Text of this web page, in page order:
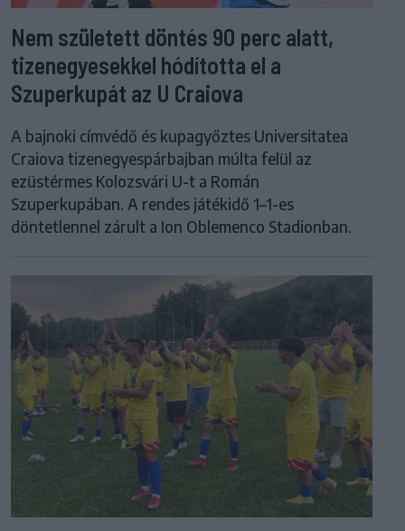
Nem született döntés 90 perc alatt,
tizenegyesekkel hódította el a
Szuperkupát az U Craiova
A bajnoki címvédő és kupagyőztes Universitatea
Craiova tizenegyespárbajban múlta felül az
ezüstérmes Kolozsvári U-t a Román
Szuperkupában. A rendes játékidő 1–1-es
döntetlennel zárult a Ion Oblemenco Stadionban.